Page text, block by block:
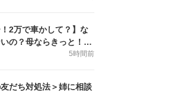
！2万で車かして？】な
の？母ならきっと！＜
道場
5時間前
だち対処法＞姉に相談